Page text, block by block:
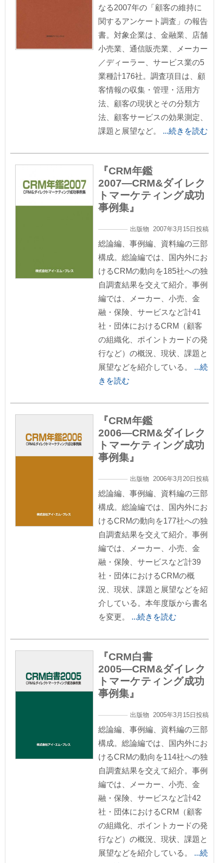
なる2007年の「顧客の維持に
関するアンケート調査」の報告
書。対象企業は、金融業、店舗
小売業、通信販売業、メーカー
／ディーラー、サービス業の5
業種計176社。調査項目は、顧
客情報の収集・管理・活用方
法、顧客の現状とその分類方
法、顧客サービスの効果測定、
課題と展望など。
...続きを読む
『CRM年鑑
2007―CRM&ダイレク
トマーケティング成功
事例集』
出版物 2007年3月15日投稿
総論編、事例編、資料編の三部
構成。総論編では、国内外にお
けるCRMの動向を185社への独
自調査結果を交えて紹介。事例
編では、メーカー、小売、金
融・保険、サービスなど計41
社・団体におけるCRM（顧客
の組織化、ポイントカードの発
行など）の概況、現状、課題と
展望などを紹介している。
...続
きを読む
『CRM年鑑
2006―CRM&ダイレク
トマーケティング成功
事例集』
出版物 2006年3月20日投稿
総論編、事例編、資料編の三部
構成。総論編では、国内外にお
けるCRMの動向を177社への独
自調査結果を交えて紹介。事例
編では、メーカー、小売、金
融・保険、サービスなど計39
社・団体におけるCRMの概
況、現状、課題と展望などを紹
介している。本年度版から書名
を変更。
...続きを読む
『CRM白書
2005―CRM&ダイレク
トマーケティング成功
事例集』
出版物 2005年3月15日投稿
総論編、事例編、資料編の三部
構成。総論編では、国内外にお
けるCRMの動向を114社への独
自調査結果を交えて紹介。事例
編では、メーカー、小売、金
融・保険、サービスなど計42
社・団体におけるCRM（顧客
の組織化、ポイントカードの発
行など）の概況、現状、課題と
展望などを紹介している。
...続